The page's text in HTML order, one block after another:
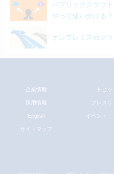
パブリッククラウ
やって使い分ける？
オンプレミスvsク
企業情報
採用情報
English
サイトマップ
トピッ
プレスリ
イベント・